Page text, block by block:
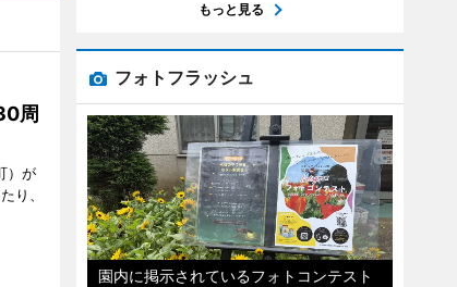
周
）が
り、
もっと見る
フォトフラッシュ
園内に掲示されているフォトコンテスト